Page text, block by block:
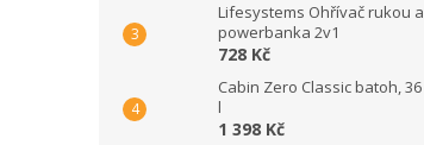
Lifesystems Ohřívač rukou a
powerbanka 2v1
728 Kč
Cabin Zero Classic batoh, 36
l
1 398 Kč